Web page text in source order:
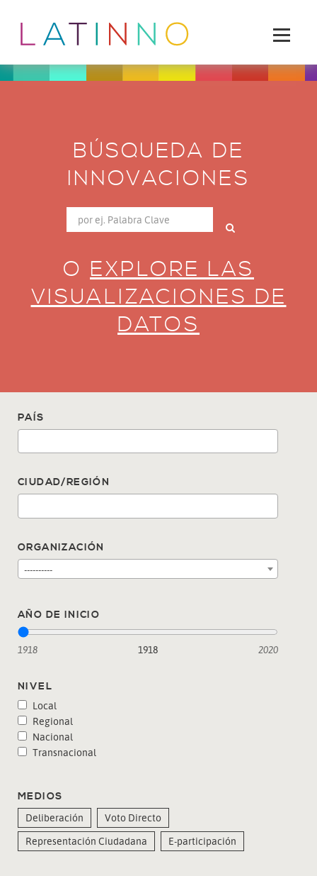
BÚSQUEDA DE
INNOVACIONES
O EXPLORE LAS
VISUALIZACIONES DE
DATOS
PAÍS
CIUDAD/REGIÓN
ORGANIZACIÓN
----------
AÑO DE INICIO
1918 2020
1918
NIVEL
Local
Regional
Nacional
Transnacional
MEDIOS
Deliberación
Voto Directo
Representación Ciudadana
E-participación